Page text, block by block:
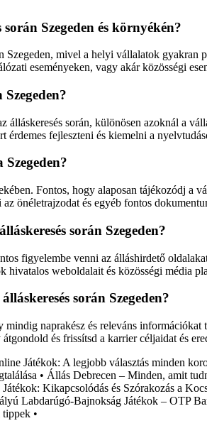
Szegeden és környékén?
Szegeden, mivel a helyi vállalatok
eseményeken, vagy akár közösségi
álláskeresés során, különösen azoknál a
fejleszteni és kiemelni a
Fontos, hogy alaposan tájékozódj a
önéletrajzodat és egyéb fontos
során Szegeden?
figyelembe venni az álláshirdető
weboldalait és közösségi média
során Szegeden?
naprakész és releváns
és frissítsd a karrier céljaidat és
Játékok: A legjobb választás minden
• Állás Debrecen – Minden, amit
Kikapcsolódás és Szórakozás a
Labdarúgó-Bajnokság Játékok – OTP
tippek •